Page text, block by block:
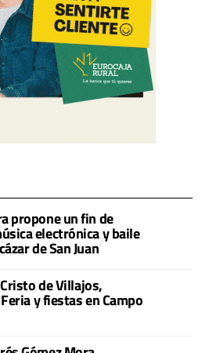
propone un fin de
electrónica y baile
de San Juan
de Villajos,
y fiestas en Campo